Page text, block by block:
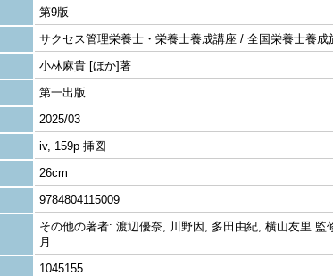
第9版
サクセス管理栄養士・栄養士養成講座 / 全国栄養士養
小林麻貴 [ほか]著
第一出版
2025/03
iv, 159p 挿図
26cm
9784804115009
その他の著者: 渡辺優奈, 川野因, 多田由紀, 横山友里
月
1045155